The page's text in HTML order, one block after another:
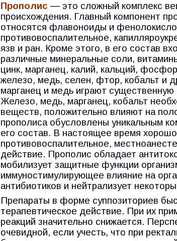
Прополис ― это сложный комплекс
происхождения. Главный компонент
относятся флавоноиды и
противовоспалительное,
язв и ран. Кроме этого, в его состав
различные минеральные соли,
цинк, марганец, калий, кальций,
железо, медь, селен, фтор, кобальт и
марганец и медь играют
Железо, медь, марганец, кобальт
веществ, положительно влияют на
прополиса обусловлены уникальным
его состав. В настоящее время
противовоспалительное,
действие. Прополис обладает
мобилизует защитные функции
иммуностимулирующее влияние на
антибиотиков и нейтрализует
Препараты в форме суппозиториев
терапевтическое действие. При их
реакций значительно снижается.
очевидной, если учесть, что при